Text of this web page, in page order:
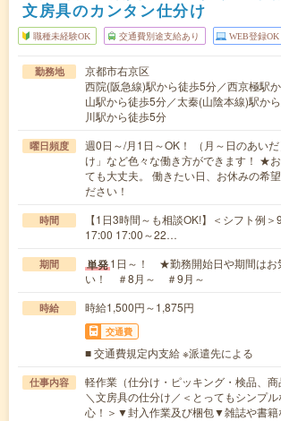
文房具のカンタン仕分け
職種未経験OK 交通費別途支給あり WEB登録OK
勤務地
京都市右京区
西院(阪急線)駅から徒歩5分／西京極駅
山駅から徒歩5分／太秦(山陰本線)駅か
川駅から徒歩5分
曜日頻度
週0日～/月1日～OK！ （月～日のあい
け」など色々な働き方ができます！ ★
ても大丈夫。 働きたい日、お休みの希
ださい！
時間
【1日3時間～も相談OK!】＜シフト例
17:00 17:00～22…
期間 単発1日～！ ★勤務開始日や期間はお
い！ ＃8月～ ＃9月～
時給 時給1,500円～1,875円
交通費
■ 交通費規定内支給 ※派遣先による
仕事内容
軽作業（仕分け・ピッキング・検品、商
＼文房具の仕分け／＜とってもシンプ
心！＞▼封入作業及び梱包▼雑誌や書